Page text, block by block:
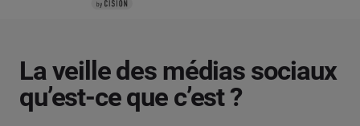
La veille des médias sociaux
qu’est-ce que c’est ?